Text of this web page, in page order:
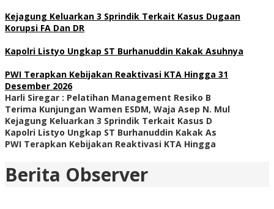
Kejagung Keluarkan 3 Sprindik Terkait Kasus Dugaan
Korupsi FA Dan DR
Kapolri Listyo Ungkap ST Burhanuddin Kakak Asuhnya
PWI Terapkan Kebijakan Reaktivasi KTA Hingga 31
Desember 2026
Harli Siregar : Pelatihan Management Resiko B
Terima Kunjungan Wamen ESDM, Waja Asep N. Mul
Kejagung Keluarkan 3 Sprindik Terkait Kasus D
Kapolri Listyo Ungkap ST Burhanuddin Kakak As
PWI Terapkan Kebijakan Reaktivasi KTA Hingga
Berita Observer